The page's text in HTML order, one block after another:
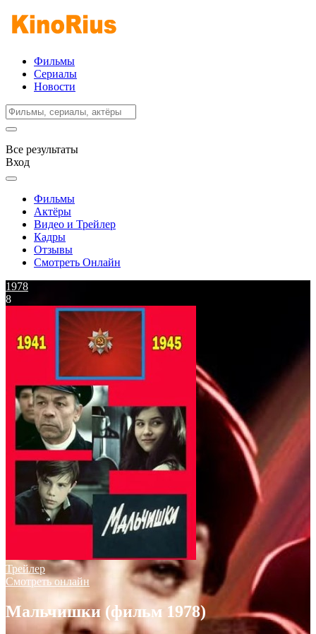
Фильмы
Сериалы
Новости
Все результаты
Вход
Фильмы
Актёры
Видео и Трейлер
Кадры
Отзывы
Смотреть Онлайн
1978
8
Трейлер
Смотреть онлайн
Мальчишки (фильм 1978)